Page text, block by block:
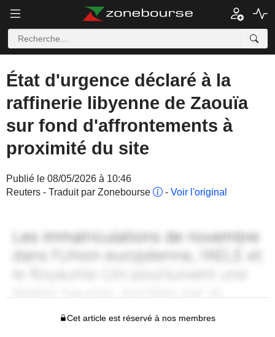
État d'urgence déclaré à la
raffinerie libyenne de Zaouïa
sur fond d'affrontements à
proximité du site
Publié le 08/05/2026 à 10:46
Reuters - Traduit par Zonebourse
- Voir l'original
Cet article est réservé à nos membres